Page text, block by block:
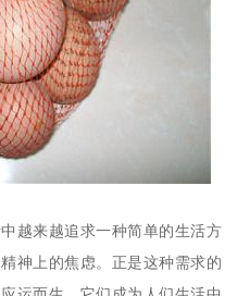
越来越追求一种简单的生活方
神上的焦虑。正是这种需求的